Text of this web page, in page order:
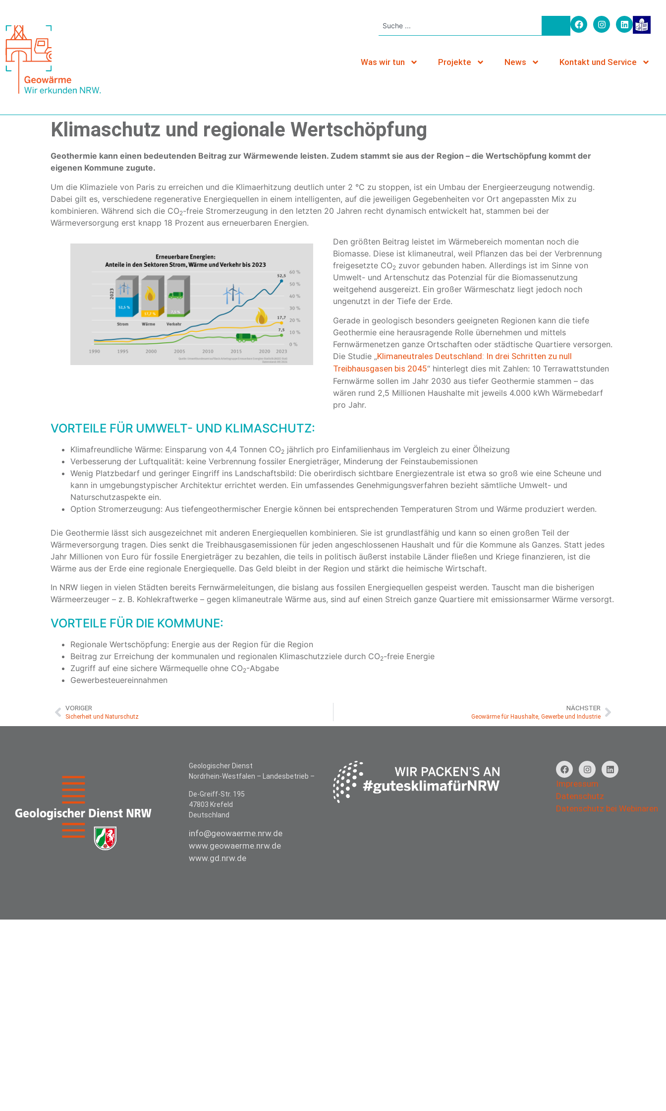
Was wir tun Projekte News Kontakt und Service
Klimaschutz und regionale Wertschöpfung
Geothermie kann einen bedeutenden Beitrag zur Wärmewende leisten. Zudem stammt sie aus der Region – die Wertschöpfung kommt der
eigenen Kommune zugute.
Um die Klimaziele von Paris zu erreichen und die Klimaerhitzung deutlich unter 2 °C zu stoppen, ist ein Umbau der Energieerzeugung notwendig.
Dabei gilt es, verschiedene regenerative Energiequellen in einem intelligenten, auf die jeweiligen Gegebenheiten vor Ort angepassten Mix zu
kombinieren. Während sich die CO2-freie Stromerzeugung in den letzten 20 Jahren recht dynamisch entwickelt hat, stammen bei der
Wärmeversorgung erst knapp 18 Prozent aus erneuerbaren Energien.
Den größten Beitrag leistet im Wärmebereich momentan noch die
Biomasse. Diese ist klimaneutral, weil Pflanzen das bei der Verbrennung
freigesetzte CO2 zuvor gebunden haben. Allerdings ist im Sinne von
Umwelt- und Artenschutz das Potenzial für die Biomassenutzung
weitgehend ausgereizt. Ein großer Wärmeschatz liegt jedoch noch
ungenutzt in der Tiefe der Erde.
Gerade in geologisch besonders geeigneten Regionen kann die tiefe
Geothermie eine herausragende Rolle übernehmen und mittels
Fernwärmenetzen ganze Ortschaften oder städtische Quartiere versorgen.
Die Studie „Klimaneutrales Deutschland: In drei Schritten zu null
Treibhausgasen bis 2045“ hinterlegt dies mit Zahlen: 10 Terrawattstunden
Fernwärme sollen im Jahr 2030 aus tiefer Geothermie stammen – das
wären rund 2,5 Millionen Haushalte mit jeweils 4.000 kWh Wärmebedarf
pro Jahr.
VORTEILE FÜR UMWELT- UND KLIMASCHUTZ:
Klimafreundliche Wärme: Einsparung von 4,4 Tonnen CO2 jährlich pro Einfamilienhaus im Vergleich zu einer Ölheizung
Verbesserung der Luftqualität: keine Verbrennung fossiler Energieträger, Minderung der Feinstaubemissionen
Wenig Platzbedarf und geringer Eingriff ins Landschaftsbild: Die oberirdisch sichtbare Energiezentrale ist etwa so groß wie eine Scheune und
kann in umgebungstypischer Architektur errichtet werden. Ein umfassendes Genehmigungsverfahren bezieht sämtliche Umwelt- und
Naturschutzaspekte ein.
Option Stromerzeugung: Aus tiefengeothermischer Energie können bei entsprechenden Temperaturen Strom und Wärme produziert werden.
Die Geothermie lässt sich ausgezeichnet mit anderen Energiequellen kombinieren. Sie ist grundlastfähig und kann so einen großen Teil der
Wärmeversorgung tragen. Dies senkt die Treibhausgasemissionen für jeden angeschlossenen Haushalt und für die Kommune als Ganzes. Statt jedes
Jahr Millionen von Euro für fossile Energieträger zu bezahlen, die teils in politisch äußerst instabile Länder fließen und Kriege finanzieren, ist die
Wärme aus der Erde eine regionale Energiequelle. Das Geld bleibt in der Region und stärkt die heimische Wirtschaft.
In NRW liegen in vielen Städten bereits Fernwärmeleitungen, die bislang aus fossilen Energiequellen gespeist werden. Tauscht man die bisherigen
Wärmeerzeuger – z. B. Kohlekraftwerke – gegen klimaneutrale Wärme aus, sind auf einen Streich ganze Quartiere mit emissionsarmer Wärme versorgt.
VORTEILE FÜR DIE KOMMUNE:
Regionale Wertschöpfung: Energie aus der Region für die Region
Beitrag zur Erreichung der kommunalen und regionalen Klimaschutzziele durch CO2-freie Energie
Zugriff auf eine sichere Wärmequelle ohne CO2-Abgabe
Gewerbesteuereinnahmen
VORIGER
Sicherheit und Naturschutz
NÄCHSTER
Geowärme für Haushalte, Gewerbe und Industrie
Geologischer Dienst
Nordrhein-Westfalen – Landesbetrieb –
De-Greiff-Str. 195
47803 Krefeld
Deutschland
info@geowaerme.nrw.de
www.geowaerme.nrw.de
www.gd.nrw.de
Impressum
Datenschutz
Datenschutz bei Webinaren